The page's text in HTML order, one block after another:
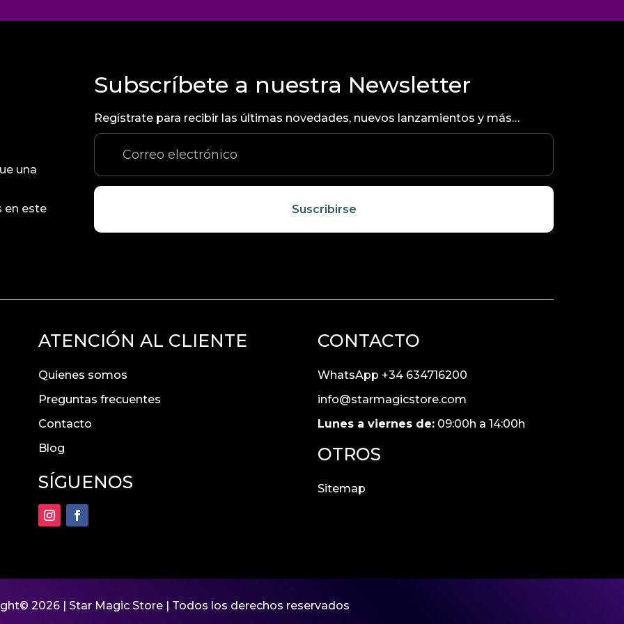
una
en este
Subscríbete a nuestra Newsletter
Regístrate para recibir las últimas novedades, nuevos lanzamientos y más…
Suscribirse
ATENCIÓN AL CLIENTE
Quienes somos
Preguntas frecuentes
Contacto
Blog
SÍGUENOS
CONTACTO
WhatsApp +34 634716200
info@starmagicstore.com
Lunes a viernes de: 09:00h a 14:00h
OTROS
Sitemap
2026 | Star Magic Store| Todos los derechos reservados